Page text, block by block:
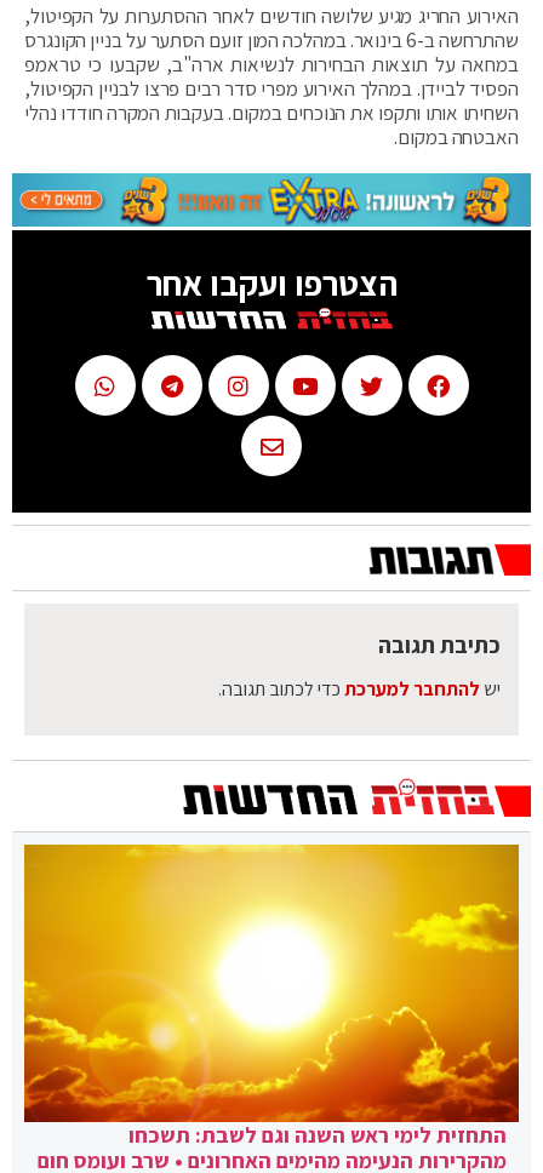
האירוע החריג מגיע שלושה חודשים לאחר ההסתערות על הקפיטול,
שהתרחשה ב-6 בינואר. במהלכה המון זועם הסתער על בניין הקונגרס
במחאה על תוצאות הבחירות לנשיאות ארה"ב, שקבעו כי טראמפ
הפסיד לביידן. במהלך האירוע מפרי סדר רבים פרצו לבניין הקפיטול,
השחיתו אותו ותקפו את הנוכחים במקום. בעקבות המקרה חודדו נהלי
האבטחה במקום.
הצטרפו ועקבו אחר
כתיבת תגובה
יש להתחבר למערכתכדי לכתוב תגובה.
התחזית לימי ראש השנה וגם לשבת: תשכחו
מהקרירות הנעימה מהימים האחרונים • שרב ועומס חום